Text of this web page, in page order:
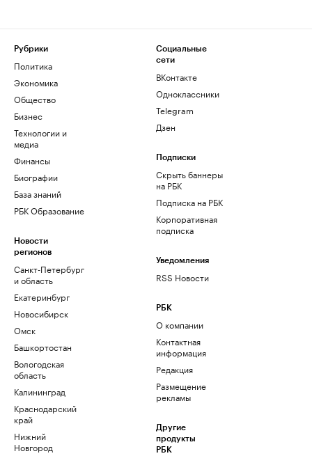
Рубрики
Политика
Экономика
Общество
Бизнес
Технологии и
медиа
Финансы
Биографии
База знаний
РБК Образование
Новости
регионов
Санкт-Петербург
и область
Екатеринбург
Новосибирск
Омск
Башкортостан
Вологодская
область
Калининград
Краснодарский
край
Нижний
Новгород
Социальные
сети
ВКонтакте
Одноклассники
Telegram
Дзен
Подписки
Скрыть баннеры
на РБК
Подписка на РБК
Корпоративная
подписка
Уведомления
RSS Новости
РБК
О компании
Контактная
информация
Редакция
Размещение
рекламы
Другие
продукты
РБК